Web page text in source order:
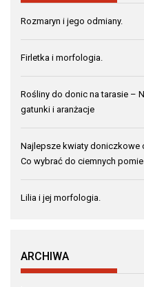
Rozmaryn i jego odmiany.
Firletka i morfologia.
Rośliny do donic na tarasie –
gatunki i aranżacje
Najlepsze kwiaty doniczkowe
Co wybrać do ciemnych
Lilia i jej morfologia.
ARCHIWA